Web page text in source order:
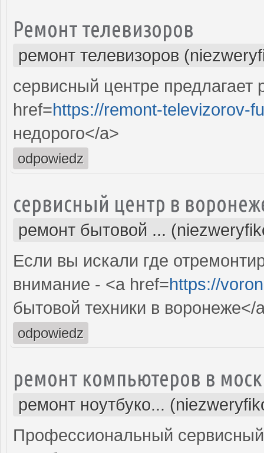
Ремонт телевизоров
ремонт телевизоров
сервисный центре предлагает
href=https://remont-televizorov-
недорого</a>
odpowiedz
сервисный центр в
ремонт бытовой ...
Если вы искали где
внимание - <a href=https://
бытовой техники в воронеже</
odpowiedz
ремонт компьютеров в
ремонт ноутбуко...
Профессиональный